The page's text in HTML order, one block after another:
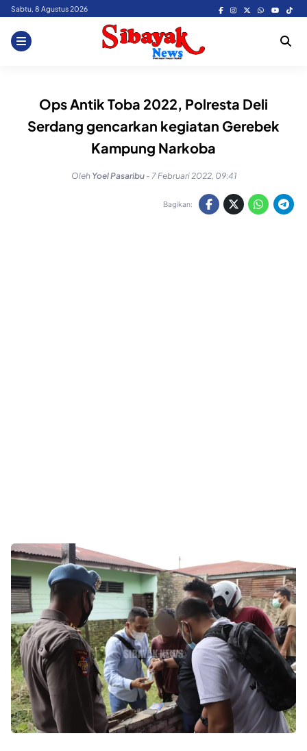
Skip
content
Sabtu, 8 Agustus 2026
Ops Antik Toba 2022, Polresta Deli
Serdang gencarkan kegiatan Gerebek
Kampung Narkoba
Oleh Yoel Pasaribu - 7 Februari 2022, 09:41
Bagikan: